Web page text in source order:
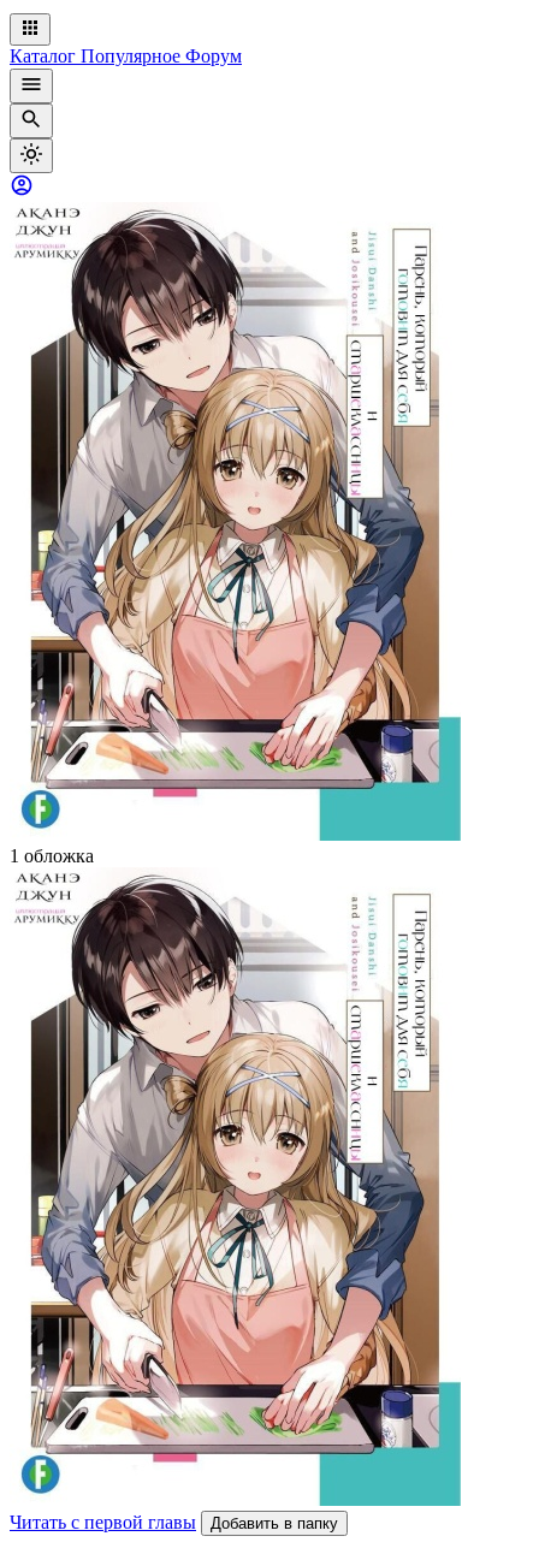
Каталог Популярное Форум
1 обложка
Читать с первой главы Добавить в папку